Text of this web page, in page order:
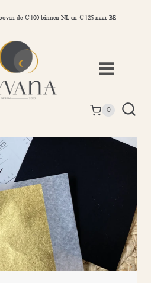
de €100 binnen NL en €125 naar BE
0